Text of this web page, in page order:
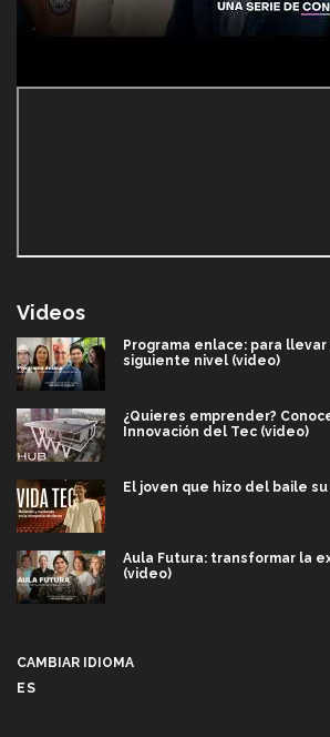
Videos
Programa enlace: para
siguiente nivel (video)
¿Quieres emprender?
Innovación del Tec (video)
El joven que hizo del baile
Aula Futura: transformar la
(video)
CAMBIAR IDIOMA
ES